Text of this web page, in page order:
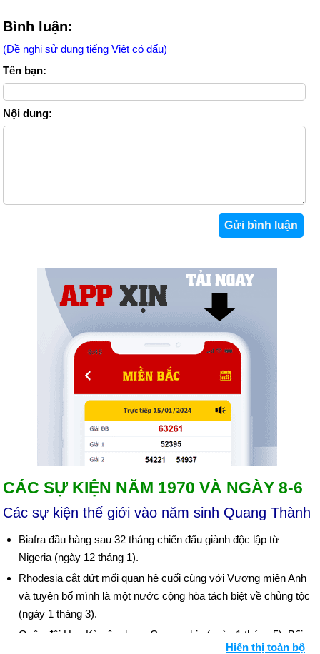
Bình luận:
(Đề nghị sử dụng tiếng Việt có dấu)
Tên bạn:
Nội dung:
CÁC SỰ KIỆN NĂM 1970 VÀ NGÀY 8-6
Các sự kiện thế giới vào năm sinh Quang Thành
Biafra đầu hàng sau 32 tháng chiến đấu giành độc lập từ
Nigeria (ngày 12 tháng 1).
Rhodesia cắt đứt mối quan hệ cuối cùng với Vương miện Anh
và tuyên bố mình là một nước cộng hòa tách biệt về chủng tộc
(ngày 1 tháng 3).
Quân đội Hoa Kỳ xâm lược Campuchia (ngày 1 tháng 5). Bối
Hiển thị toàn bộ